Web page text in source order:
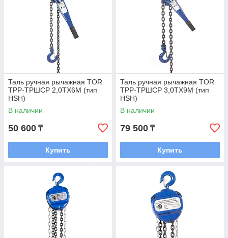
Таль ручная рычажная TOR
ТРР-ТРШСР 2,0ТХ6М (тип
HSH)
В наличии
50 600 ₸
Купить
Таль ручная рычажная TOR
ТРР-ТРШСР 3,0ТХ9М (тип
HSH)
В наличии
79 500 ₸
Купить